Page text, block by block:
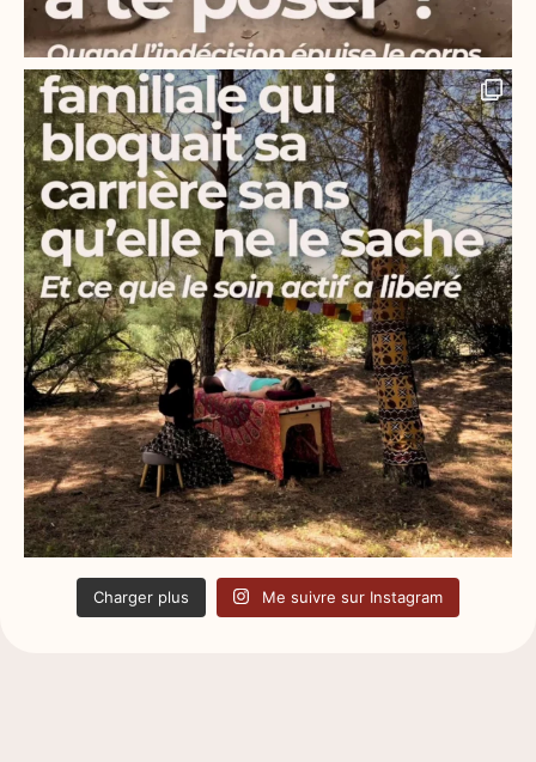
Charger plus Me suivre sur Instagram